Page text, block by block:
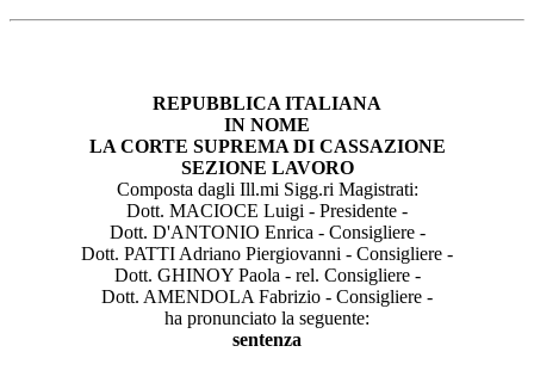
REPUBBLICA ITALIANA
IN NOME
LA CORTE SUPREMA DI CASSAZIONE
SEZIONE LAVORO
Composta dagli Ill.mi Sigg.ri Magistrati:
Dott. MACIOCE Luigi - Presidente -
Dott. D'ANTONIO Enrica - Consigliere -
Dott. PATTI Adriano Piergiovanni - Consigliere -
Dott. GHINOY Paola - rel. Consigliere -
Dott. AMENDOLA Fabrizio - Consigliere -
ha pronunciato la seguente:
sentenza